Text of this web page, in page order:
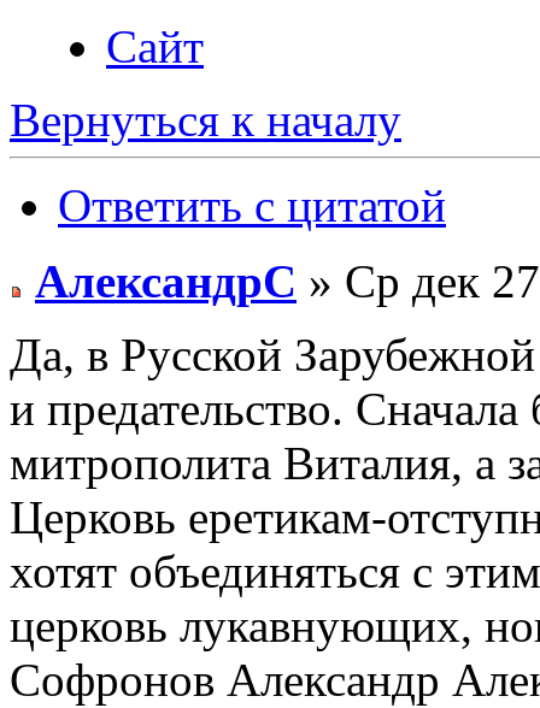
Сайт
Вернуться к началу
Ответить с цитатой
АлександрС » Ср дек
Да, в Русской
и предательство. Сначала
митрополита Виталия, а
Церковь еретикам-
хотят объединяться с
церковь лукавнующих,
Софронов Александр